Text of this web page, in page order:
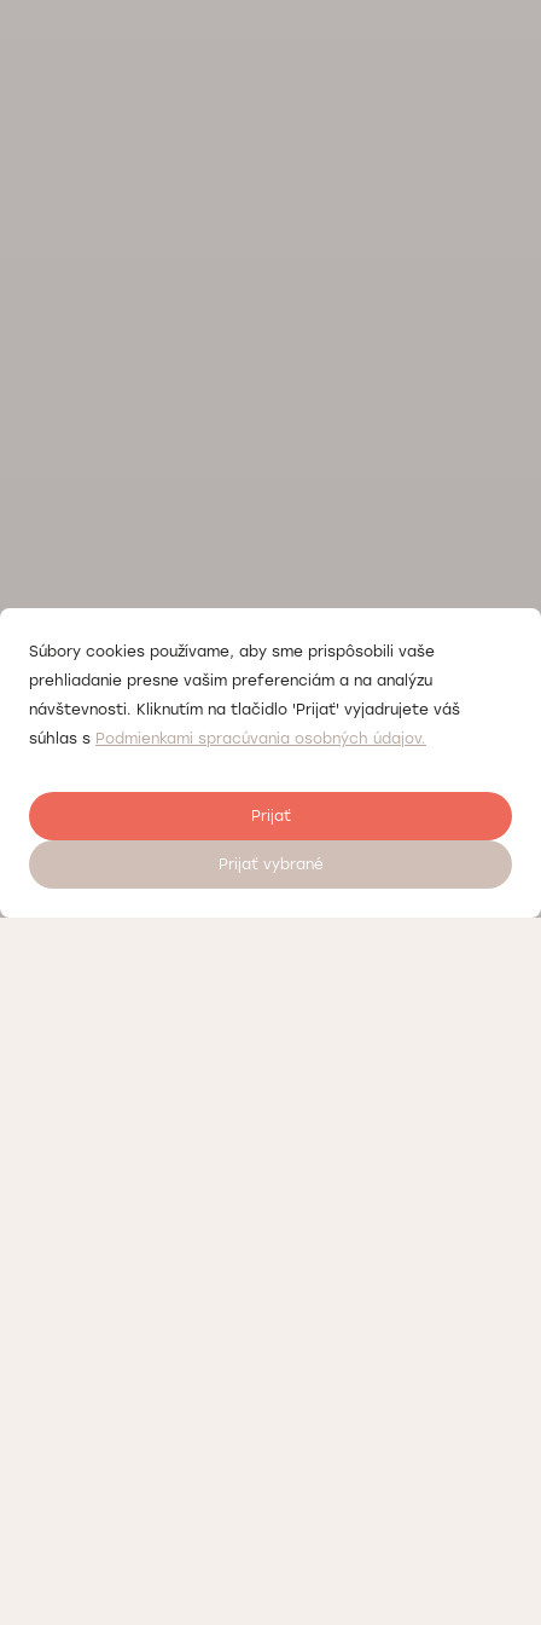
Súbory cookies používame, aby sme prispôsobili vaše
prehliadanie presne vašim preferenciám a na analýzu
návštevnosti. Kliknutím na tlačidlo 'Prijať' vyjadrujete váš
súhlas s Podmienkami spracúvania osobných údajov.
Prijať
Prijať vybrané
Objednať sa na vyšetrenie 24/7